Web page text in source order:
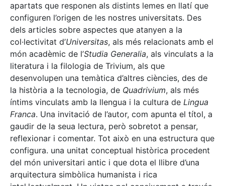
apartats que responen als distints lemes en llatí que
configuren l’origen de les nostres universitats. Des
dels articles sobre aspectes que atanyen a la
col·lectivitat d’Universitas, als més relacionats amb el
món acadèmic de l’Studia Generalia, als vinculats a la
literatura i la filologia de Trivium, als que
desenvolupen una temàtica d’altres ciències, des de
la història a la tecnologia, de Quadrivium, als més
íntims vinculats amb la llengua i la cultura de Lingua
Franca. Una invitació de l’autor, com apunta el títol, a
gaudir de la seua lectura, però sobretot a pensar,
reflexionar i comentar. Tot això en una estructura que
configura. una unitat conceptual històrica procedent
del món universitari antic i que dota el llibre d’una
arquitectura simbòlica humanista i rica